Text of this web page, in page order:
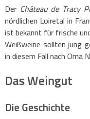
Der Château de Tracy
nördlichen Loiretal in
ist bekannt für frische
Weißweine sollten jung
in diesem Fall nach Oma
Das Weingut
Die Geschichte